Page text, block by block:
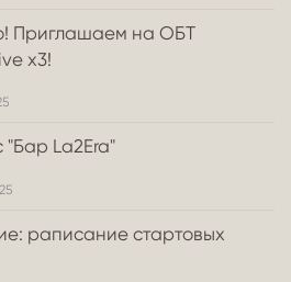
Приглашаем на ОБТ
x3!
"Бар La2Era"
раписание стартовых